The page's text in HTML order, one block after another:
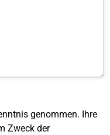
genommen. Ihre
Zweck der